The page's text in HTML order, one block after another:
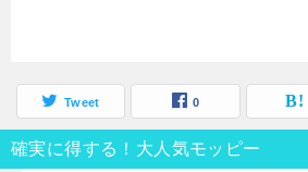
Tweet 0
確実に得する！大人気モッピー